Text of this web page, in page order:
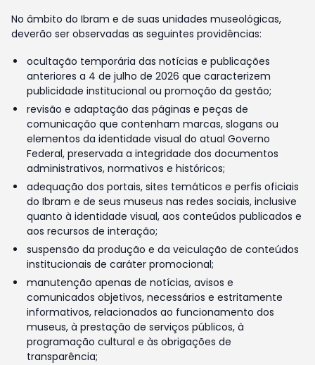
No âmbito do Ibram e de suas unidades museológicas,
deverão ser observadas as seguintes providências:
ocultação temporária das notícias e publicações
anteriores a 4 de julho de 2026 que caracterizem
publicidade institucional ou promoção da gestão;
revisão e adaptação das páginas e peças de
comunicação que contenham marcas, slogans ou
elementos da identidade visual do atual Governo
Federal, preservada a integridade dos documentos
administrativos, normativos e históricos;
adequação dos portais, sites temáticos e perfis oficiais
do Ibram e de seus museus nas redes sociais, inclusive
quanto à identidade visual, aos conteúdos publicados e
aos recursos de interação;
suspensão da produção e da veiculação de conteúdos
institucionais de caráter promocional;
manutenção apenas de notícias, avisos e
comunicados objetivos, necessários e estritamente
informativos, relacionados ao funcionamento dos
museus, à prestação de serviços públicos, à
programação cultural e às obrigações de
transparência;